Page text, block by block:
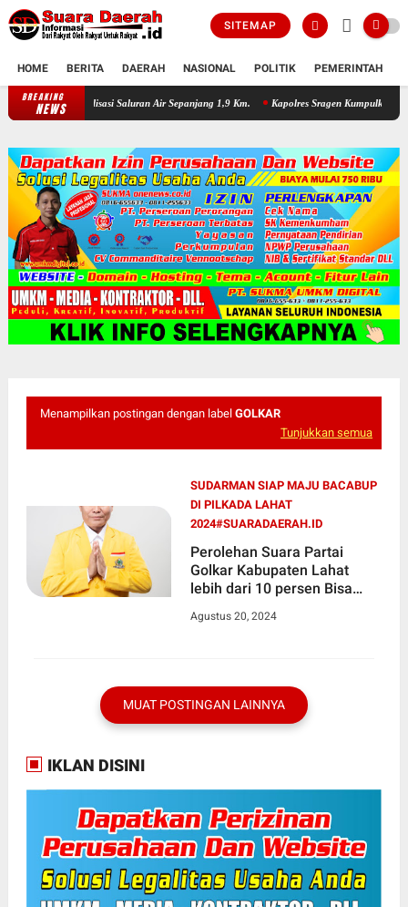
SITEMAP
HOME BERITA DAERAH NASIONAL POLITIK PEMERINTAH
BREAKING
NEWS Dikeluhkan Warga Jono Tanon, Pemkab Sragen Normalisasi Saluran
Menampilkan postingan dengan label GOLKAR
Tunjukkan semua
SUDARMAN SIAP MAJU BACABUP
DI PILKADA LAHAT
2024#SUARADAERAH.ID
Perolehan Suara Partai
Golkar Kabupaten Lahat
lebih dari 10 persen Bisa
Siap Maju Bacabup di
Agustus 20, 2024
MUAT POSTINGAN LAINNYA
IKLAN DISINI